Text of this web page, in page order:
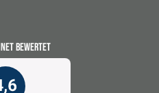
BEWERTET